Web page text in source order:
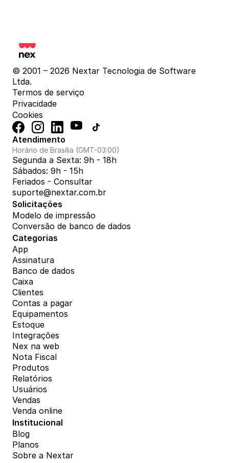
© 2001 – 2026 Nextar Tecnologia de Software
Ltda.
Termos de serviço
Privacidade
Cookies
Atendimento
Horário de Brasília (GMT-03:00)
Segunda a Sexta: 9h - 18h
Sábados: 9h - 15h
Feriados - Consultar
suporte@nextar.com.br
Solicitações
Modelo de impressão
Conversão de banco de dados
Categorias
App
Assinatura
Banco de dados
Caixa
Clientes
Contas a pagar
Equipamentos
Estoque
Integrações
Nex na web
Nota Fiscal
Produtos
Relatórios
Usuários
Vendas
Venda online
Institucional
Blog
Planos
Sobre a Nextar